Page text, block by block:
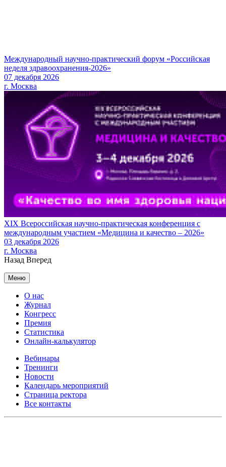
Международный научно-практический форум «Российская
неделя здравоохранения-2026»
07 декабря 2026
г. Москва
XIX Всероссийская научно-практическая конференция с
международным участием «Медицина и качество – 2026»
03 декабря 2026
г. Москва
Назад Вперед
Меню
О нас
Журнал
Конгресс
Премия
Статистика
Онлайн-калькулятор
Вебинары
Тренинги
Новости
Календарь мероприятий
Страница ректора
Все контакты